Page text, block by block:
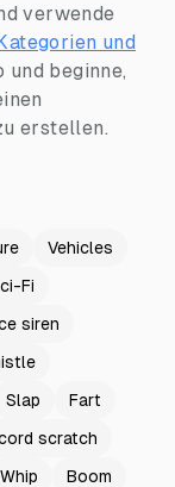
verwende
und
beginne,
erstellen.
Vehicles
Fi
siren
Slap
Fart
scratch
Whip
Boom